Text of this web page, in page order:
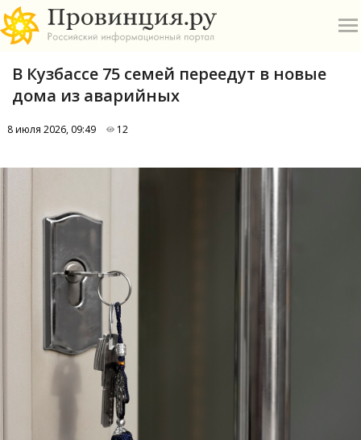
В
Е
О
В Кузбассе 75 семей переедут в новые
дома из аварийных
8 июля 2026, 09:49 12